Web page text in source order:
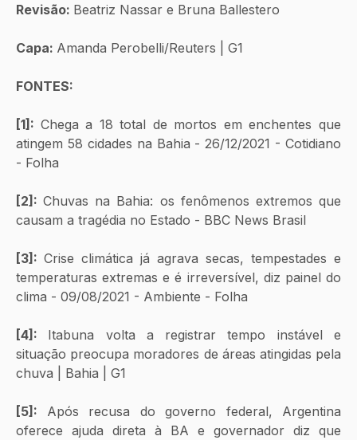
Revisão: Beatriz Nassar e Bruna Ballestero
Capa: Amanda Perobelli/Reuters | G1
FONTES:
[1]: Chega a 18 total de mortos em enchentes que
atingem 58 cidades na Bahia - 26/12/2021 - Cotidiano
- Folha
[2]: Chuvas na Bahia: os fenômenos extremos que
causam a tragédia no Estado - BBC News Brasil
[3]: Crise climática já agrava secas, tempestades e
temperaturas extremas e é irreversível, diz painel do
clima - 09/08/2021 - Ambiente - Folha
[4]: Itabuna volta a registrar tempo instável e
situação preocupa moradores de áreas atingidas pela
chuva | Bahia | G1
[5]: Após recusa do governo federal, Argentina
oferece ajuda direta à BA e governador diz que